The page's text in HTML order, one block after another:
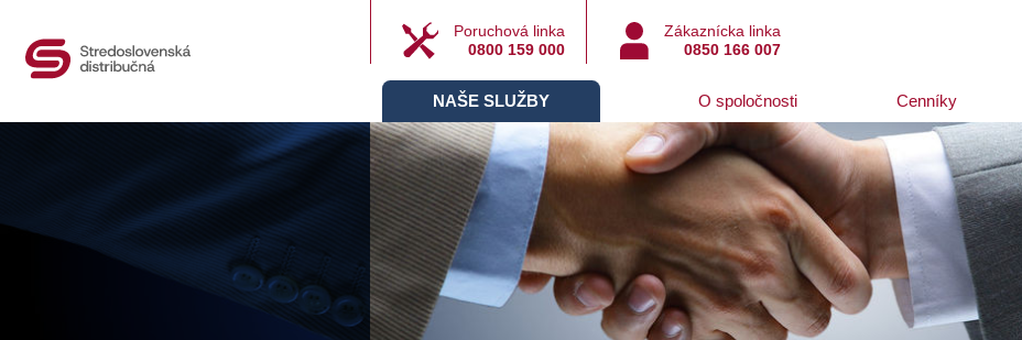
Poruchová linka
0800 159 000
Zákaznícka linka
0850 166 007
NAŠE SLUŽBY O spoločnosti Cenníky